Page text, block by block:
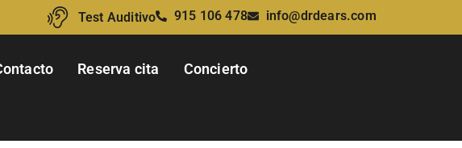
Test Auditivo 915 106 478 info@drdears.com
Reserva cita Concierto